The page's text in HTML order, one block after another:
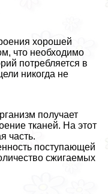
хорошей
что необходимо
потрeбляется в
никогда не
получает
тканей. На этот
часть.
поступающей
сжигаемых